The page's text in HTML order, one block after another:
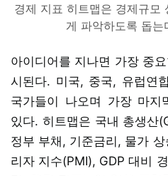
경제 지표 히트맵은 경제규모
게 파악하도록 돕
아이디어를 지나면 가장 중요
시된다. 미국, 중국, 유럽연
국가들이 나오며 가장 마지
있다. 히트맵은 국내 총생산
정부 부채, 기준금리, 물가
리자 지수(PMI), GDP 대비